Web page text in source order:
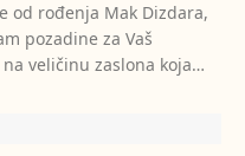
od rođenja Mak Dizdara,
pozadine za Vaš
veličinu zaslona koja…